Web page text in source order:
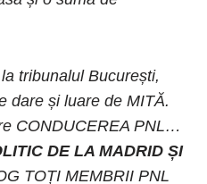
tribunalul București,
dare și luare de MITĂ.
CONDUCEREA PNL…
DE LA MADRID ȘI
TOȚI MEMBRII PNL